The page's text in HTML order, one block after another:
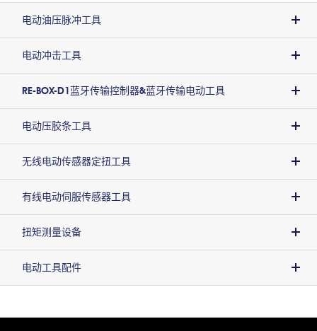
电动油压脉冲工具
电动冲击工具
RE-BOX-D1蓝牙传输控制器&蓝牙传输电动工具
电动压胶条工具
无线电动传感器定扭工具
有线电动伺服传感器工具
扭矩测量设备
电动工具配件